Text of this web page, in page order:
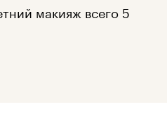
макияж всего 5